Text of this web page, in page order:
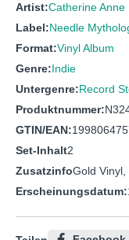
Artist:Catherine Anne
Label:Needle
Format:Vinyl Album
Genre:Indie
Untergenre:Record
Produktnummer:
GTIN/EAN:
Set-Inhalt2
ZusatzinfoGold Vinyl,
Erscheinungsdatum: